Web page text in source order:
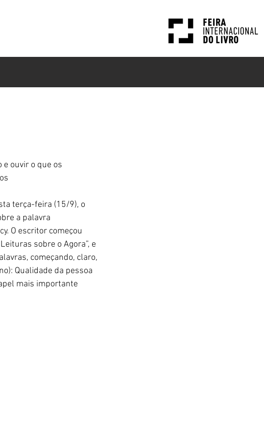
ouvir o que os
terça-feira (15/9), o
a palavra
O escritor começou
sobre o Agora”, e
começando, claro,
Qualidade da pessoa
mais importante